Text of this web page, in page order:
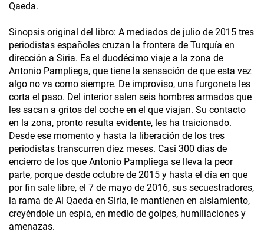
Qaeda.
Sinopsis original del libro: A mediados de julio de 2015 tres
periodistas españoles cruzan la frontera de Turquía en
dirección a Siria. Es el duodécimo viaje a la zona de
Antonio Pampliega, que tiene la sensación de que esta vez
algo no va como siempre. De improviso, una furgoneta les
corta el paso. Del interior salen seis hombres armados que
les sacan a gritos del coche en el que viajan. Su contacto
en la zona, pronto resulta evidente, les ha traicionado.
Desde ese momento y hasta la liberación de los tres
periodistas transcurren diez meses. Casi 300 días de
encierro de los que Antonio Pampliega se lleva la peor
parte, porque desde octubre de 2015 y hasta el día en que
por fin sale libre, el 7 de mayo de 2016, sus secuestradores,
la rama de Al Qaeda en Siria, le mantienen en aislamiento,
creyéndole un espía, en medio de golpes, humillaciones y
amenazas.